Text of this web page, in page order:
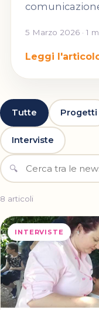
5 Marzo 2026 · 1
Leggi
Tutte Progetti
Interviste
🔍
8 articoli
INTERVISTE